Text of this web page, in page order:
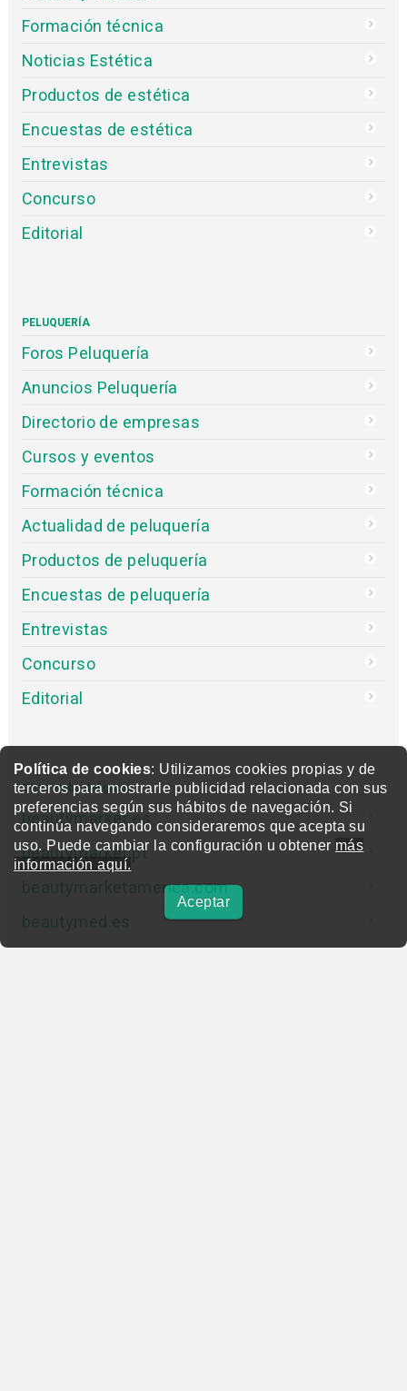
Política de cookies: Utilizamos cookies propias y de
terceros para mostrarle publicidad relacionada con sus
preferencias según sus hábitos de navegación. Si
continúa navegando consideraremos que acepta su
uso. Puede cambiar la configuración u obtener más
información aquí.
Aceptar
Formación técnica
Noticias Estética
Productos de estética
Encuestas de estética
Entrevistas
Concurso
Editorial
PELUQUERÍA
Foros Peluquería
Anuncios Peluquería
Directorio de empresas
Cursos y eventos
Formación técnica
Actualidad de peluquería
Productos de peluquería
Encuestas de peluquería
Entrevistas
Concurso
Editorial
Otras webs del grupo
beautymarket.es
beautymarket.pt
beautymarketamerica.com
beautymed.es